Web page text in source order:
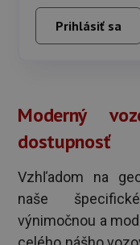
Prihlásiť sa
Moderný
dostupnosť
Vzhľadom na
naše
výnimočnou a